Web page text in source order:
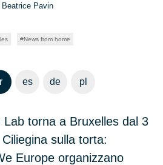
Beatrice Pavin
News from home
es de pl
torna a Bruxelles dal 3
sulla torta:
Europe organizzano